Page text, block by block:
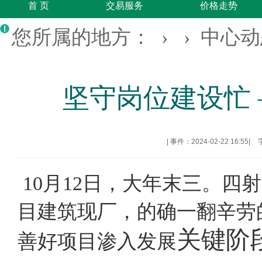
首 页 交易服务 价格走势
您所属的地方： › › 中心
坚守岗位建设
事件：2024-02-22 16:55
10月12日，大年末三。四
目建筑现厂，的确一翻辛
善好项目渗入发展关键阶